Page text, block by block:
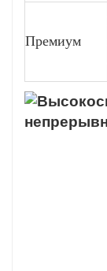
Премиум